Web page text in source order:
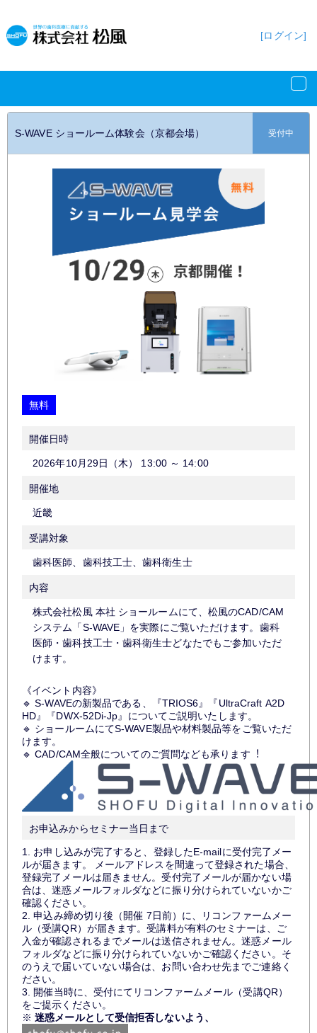
[ログイン]
S-WAVE ショールーム体験会（京都会場） 受付中
無料
開催日時
2026年10月29日（木） 13:00 ～ 14:00
開催地
近畿
受講対象
歯科医師、歯科技工士、歯科衛生士
内容
株式会社松風 本社 ショールームにて、松風のCAD/CAM
システム「S-WAVE」を実際にご覧いただけます。歯科
医師・歯科技工士・歯科衛生士どなたでもご参加いただ
けます。
《イベント内容》
🔹 S-WAVEの新製品である、『TRIOS6』『UltraCraft A2D
HD』『DWX-52Di-Jp』についてご説明いたします。
🔹 ショールームにてS-WAVE製品や材料製品等をご覧いただ
けます。
🔹 CAD/CAM全般についてのご質問なども承ります︕
お申込みからセミナー当日まで
1. お申し込みが完了すると、登録したE-mailに受付完了メー
ルが届きます。 メールアドレスを間違って登録された場合、
登録完了メールは届きません。受付完了メールが届かない場
合は、迷惑メールフォルダなどに振り分けられていないかご
確認ください。
2. 申込み締め切り後（開催 7日前）に、リコンファームメー
ル（受講QR）が届きます。受講料が有料のセミナーは、ご
入金が確認されるまでメールは送信されません。迷惑メール
フォルダなどに振り分けられていないかご確認ください。そ
のうえで届いていない場合は、お問い合わせ先までご連絡く
ださい。
3. 開催当時に、受付にてリコンファームメール（受講QR）
をご提示ください。
※迷惑メールとして受信拒否しないよう、